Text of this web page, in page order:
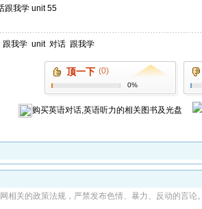
跟我学 unit 55
跟我学 unit 对话 跟我学
顶一下 (0)
0%
购买英语对话,英语听力的相关图书及光盘
相关的政策法规，严禁发布色情、暴力、反动的言论。